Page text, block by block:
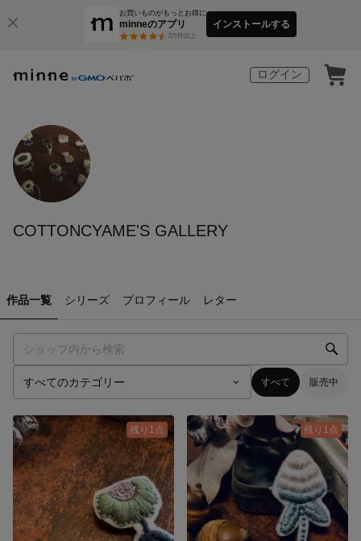
お買いものがもっとお得に
minneのアプリ
3万件以上
インストールする
ログイン
COTTONCYAME'S GALLERY
作品一覧 シリーズ プロフィール レター
すべて 販売中
残り1点 残り1点